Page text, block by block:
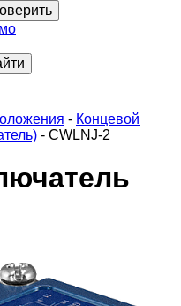
- Концевой
- CWLNJ-2